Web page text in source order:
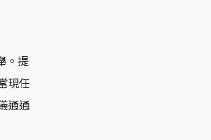
。提
現任
通通